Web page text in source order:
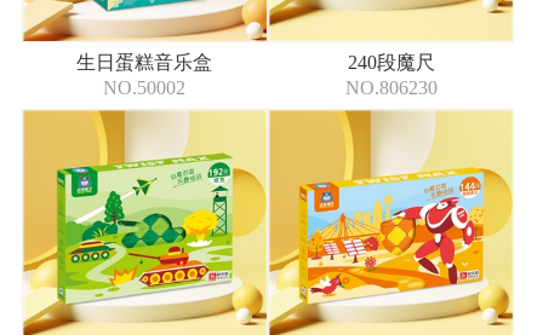
生日蛋糕音乐盒
NO.50002
240段魔尺
NO.806230